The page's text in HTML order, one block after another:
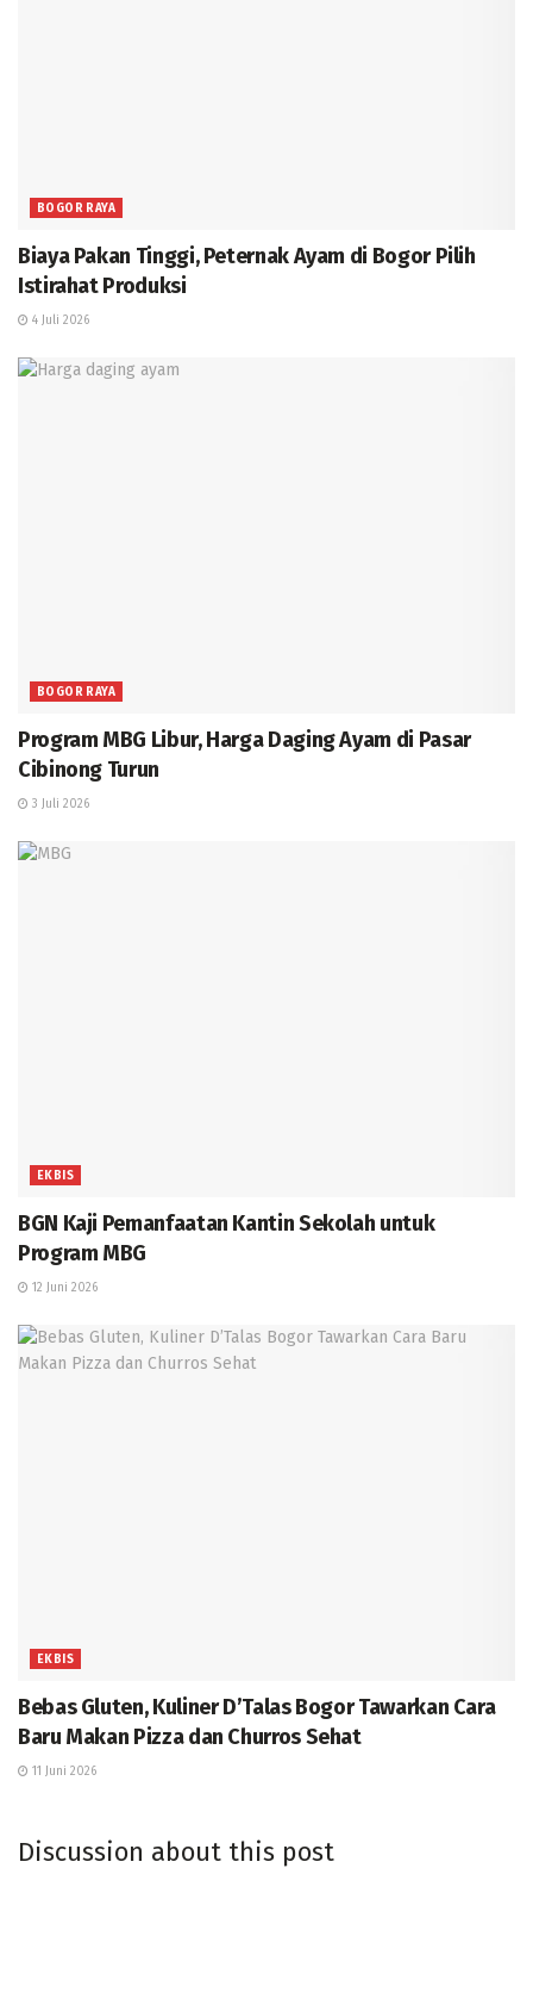
BOGOR RAYA
Biaya Pakan Tinggi, Peternak Ayam di Bogor Pilih
Istirahat Produksi
4 Juli 2026
BOGOR RAYA
Program MBG Libur, Harga Daging Ayam di Pasar
Cibinong Turun
3 Juli 2026
EKBIS
BGN Kaji Pemanfaatan Kantin Sekolah untuk
Program MBG
12 Juni 2026
EKBIS
Bebas Gluten, Kuliner D’Talas Bogor Tawarkan Cara
Baru Makan Pizza dan Churros Sehat
11 Juni 2026
Discussion about this post